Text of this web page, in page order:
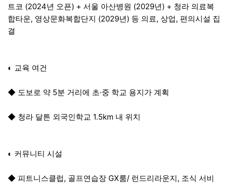
트코 (2024년 오픈) + 서울 아산병원 (2029년) + 청라 의료복
합타운, 영상문화복합단지 (2029년) 등 의료, 상업, 편의시설 집
결
◐ 교육 여건
◆ 도보로 약 5분 거리에 초·중 학교 용지가 계획
◆ 청라 달튼 외국인학교 1.5km 내 위치
◐ 커뮤니티 시설
◆ 피트니스클럽, 골프연습장 GX룸/ 런드리라운지, 조식 서비